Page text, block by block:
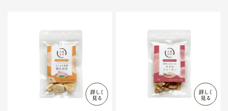
商品一覧
国産へのこだわり